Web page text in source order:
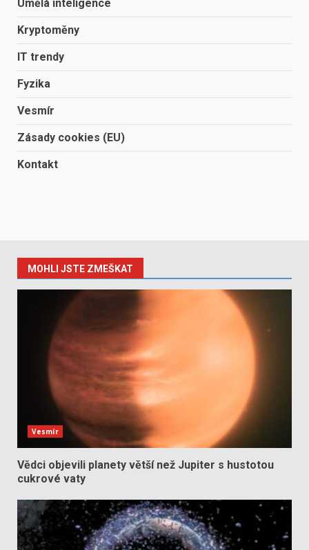
Umělá inteligence
Kryptoměny
IT trendy
Fyzika
Vesmír
Zásady cookies (EU)
Kontakt
MOHLI JSTE ZMEŠKAT
Vesmír
Vědci objevili planety větší než Jupiter s hustotou
cukrové vaty